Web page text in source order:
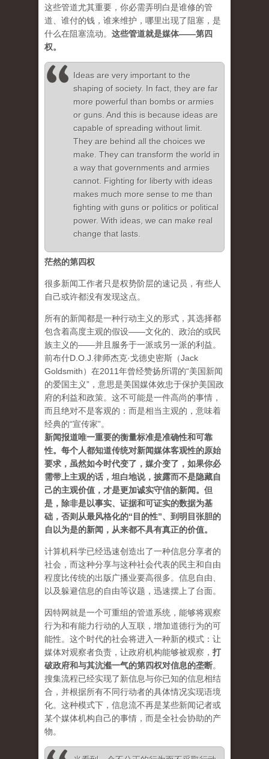
这些管道尤其重要，你必需弄明白是谁修的管
道、谁付的钱，谁来维护，哪里出现了阻塞，是
什么在阻塞流动。 这些管道就是媒体——第四
权。
Ideas are very important to the
shaping of society. In fact, they are far
more powerful than bombs or armies
or guns. And this is because ideas are
capable of spreading without limit.
They are behind all the choices we
make. They can transform the world in
a way that governments and armies
cannot. Fighting for liberty with ideas
makes much more sense to me than
fighting with guns or politics or political
power. With ideas, we can make real
change that lasts.
茫然的第四权
很多新闻工作者只是权势阶层的速记员，有些人
自己或许都没有发现这点。
所有的新闻都是一种行动主义的形式，其选择都
包含着高度主观的假设——文化的、政治的或民
族主义的——并且服务于一派或另一派的利益。
前布什D.O.J.律师杰克·戈德史密斯（Jack
Goldsmith）在2011年曾经赞扬所谓的“美国新闻
的爱国主义”，意思是美国媒体效忠于保护美国政
府的利益和政策。这不可能是一件高尚的事情，
而且绝对不是客观的：而是相当主观的，意味着
经典的“宣传家”。
新闻报道唯一重要的衡量标准是准确性和可靠
性。每个人都知道传统对新闻媒体客观性的原始
要求，虽然如今时代变了，媒介变了，如果你必
需带上主观的话，坦白地说，披露而不是隐藏自
己的主观价值，才是更加诚实守信的新闻。但
是，除非是以事实、证据和可证实的数据为基
础，否则从最风格化的“目的性”、到明目张胆的
自以为是的新闻，从来都不具有真正的价值。
计算机科学已经迅速创造出了一种信息分享者的
社会，而这种分享与这种社会代表的民主和自由
程度比传统的出版广播业要高很多。信息自由、
以及躲避信息的自由等议题，迅速摆上了台面。
因特网就是一个可重组的管道系统，能够将观察
行为和有能力行动的人互联，增加道德行为的可
能性。这个时代的社会将进入一种新的模式：让
媒体对观察者负责，让政府机构能够被观察， 打
破政府和与其沆瀣一气的第四权对信息的垄断。
搜集流程已经实现了新信息与你已知的信息相结
合，并根据所有不同行动者的具体情况实现语境
化。这种模式下，信息流不再是某些新闻记者或
某个媒体机构自己的事情，而是全社会协助的产
物。